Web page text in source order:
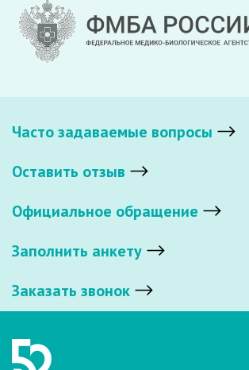
Часто задаваемые вопросы
Оставить отзыв
Официальное обращение
Заполнить анкету
Заказать звонок